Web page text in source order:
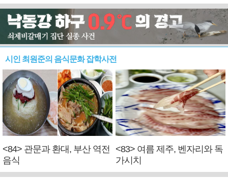
시인 최원준의 음식문화 잡학사전
<84> 관문과 환대, 부산 역전
음식
<83> 여름 제주, 벤자리와 독
가시치